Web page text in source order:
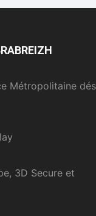
Métropolitaine dés
3D Secure et